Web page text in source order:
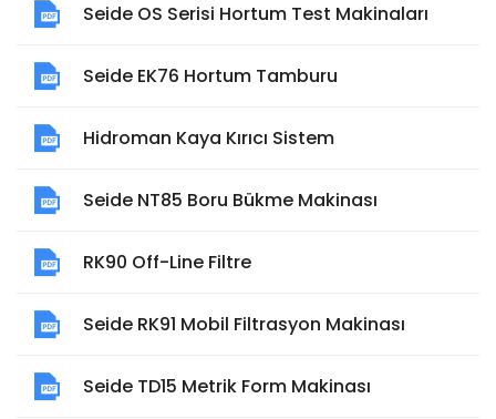
Seide OS Serisi Hortum Test Makinaları
Seide EK76 Hortum Tamburu
Hidroman Kaya Kırıcı Sistem
Seide NT85 Boru Bükme Makinası
RK90 Off-Line Filtre
Seide RK91 Mobil Filtrasyon Makinası
Seide TD15 Metrik Form Makinası